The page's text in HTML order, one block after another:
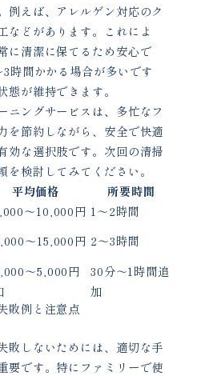
例えば、アレルゲン対応のク
などがあります。これによ
に清潔に保てるため安心で
時間かかる場合が多いです
が維持できます。
ニングサービスは、多忙なフ
を節約しながら、安全で快適
効な選択肢です。次回の清掃
検討してみてください。
平均価格
所要時間
〜10,000円 1〜2時間
〜15,000円 2〜3時間
〜5,000円
30分〜1時間追
加
敗例と注意点
敗しないためには、適切な手
要です。特にファミリーで使